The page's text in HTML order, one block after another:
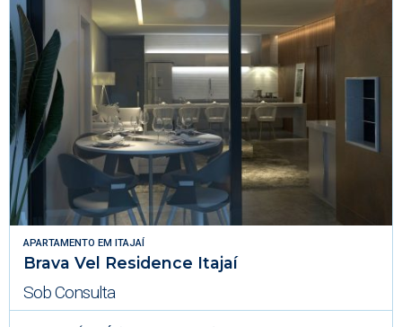
APARTAMENTO EM ITAJAÍ
Brava Vel Residence Itajaí
Sob Consulta